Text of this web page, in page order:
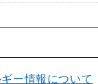
ー情報について